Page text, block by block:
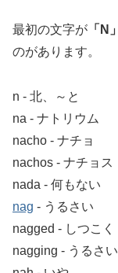
最初の文字が 「N」
のがあります。
n ‐ 北、～と
na ‐ ナトリウム
nacho ‐ ナチョ
nachos ‐ ナチョス
nada ‐ 何もない
nag ‐ うるさい
nagged ‐ しつこく
nagging ‐ うるさい